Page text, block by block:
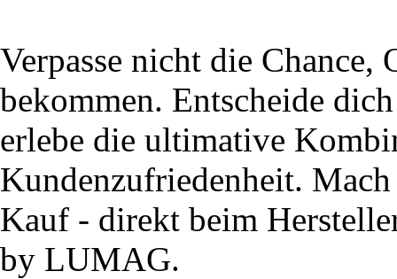
Verpasse nicht die Chance,
bekommen. Entscheide
erlebe die ultimative
Kundenzufriedenheit.
Kauf - direkt beim
by LUMAG.